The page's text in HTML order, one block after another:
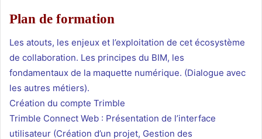
Plan de formation
Les atouts, les enjeux et l’exploitation de cet écosystème
de collaboration. Les principes du BIM, les
fondamentaux de la maquette numérique. (Dialogue avec
les autres métiers).
Création du compte Trimble
Trimble Connect Web : Présentation de l’interface
utilisateur (Création d’un projet, Gestion des